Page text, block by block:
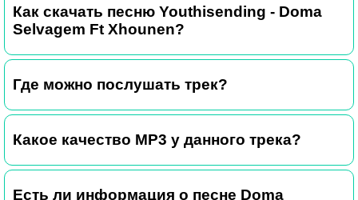
Как скачать песню Youthisending - Doma
Selvagem Ft Xhounen?
Где можно послушать трек?
Какое качество MP3 у данного трека?
Есть ли информация о песне Doma